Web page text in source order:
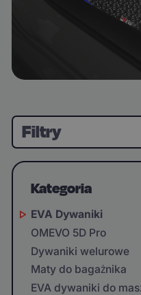
Filtry
Kategoria
EVA Dywaniki
OMEVO 5D Pro
Dywaniki welurowe
Maty do bagażnika
EVA dywaniki do